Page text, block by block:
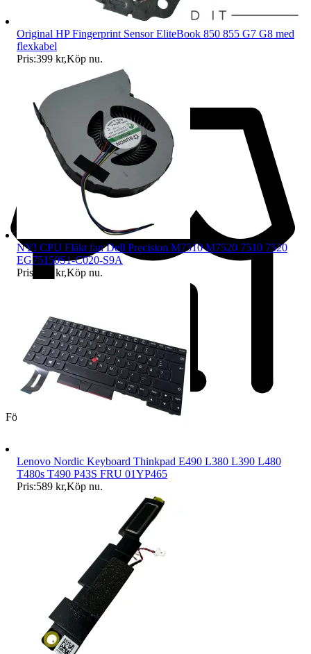
Företag
Original HP Fingerprint Sensor EliteBook 850 855 G7 G8 med
flexkabel
Pris:399 kr,Köp nu.
NY! CPU Fläkt fan Dell Precision M7510 M7520 7510 7520
EG75150S1-C020-S9A
Pris:
379 kr,Köp nu.
Lenovo Nordic Keyboard Thinkpad E490 L380 L390 L480
T480s T490 P43S FRU 01YP465
Pris:589 kr,Köp nu.